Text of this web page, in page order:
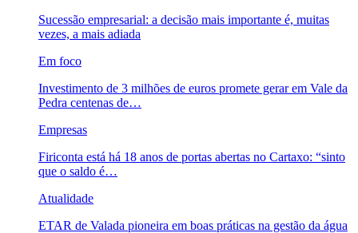
Sucessão empresarial: a decisão mais importante é, muitas
vezes, a mais adiada
Em foco
Investimento de 3 milhões de euros promete gerar em Vale da
Pedra centenas de…
Empresas
Firiconta está há 18 anos de portas abertas no Cartaxo: “sinto
que o saldo é…
Atualidade
ETAR de Valada pioneira em boas práticas na gestão da água